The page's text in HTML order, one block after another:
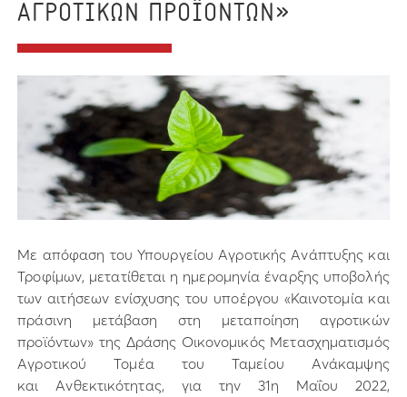
ΑΓΡΟΤΙΚΩΝ ΠΡΟΪΟΝΤΩΝ»
Με απόφαση του Υπουργείου Αγροτικής Ανάπτυξης και
Τροφίμων, μετατίθεται η ημερομηνία έναρξης υποβολής
των αιτήσεων ενίσχυσης του υποέργου «Καινοτομία και
πράσινη μετάβαση στη μεταποίηση αγροτικών
προϊόντων» της Δράσης Οικονομικός Μετασχηματισμός
Αγροτικού Τομέα του Ταμείου Ανάκαμψης
και Ανθεκτικότητας, για την 31η Μαΐου 2022,